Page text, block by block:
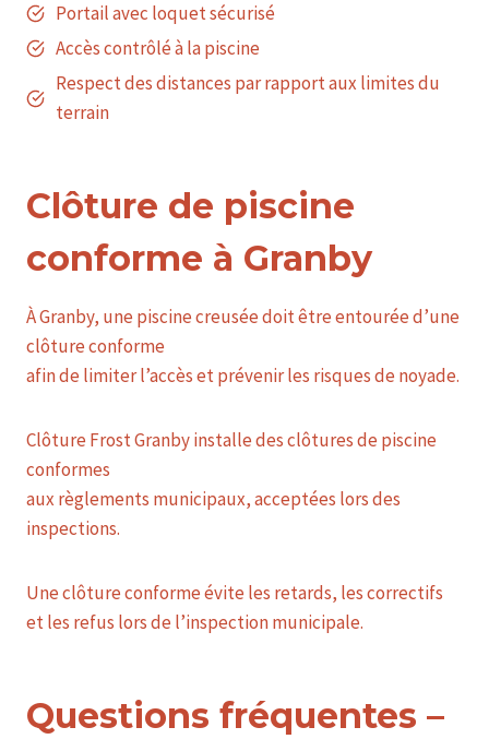
Portail avec loquet sécurisé
Accès contrôlé à la piscine
Respect des distances par rapport aux limites du
terrain
Clôture de piscine
conforme à Granby
À Granby, une piscine creusée doit être entourée d’une
clôture conforme
afin de limiter l’accès et prévenir les risques de noyade.
Clôture Frost Granby installe des clôtures de piscine
conformes
aux règlements municipaux, acceptées lors des
inspections.
Une clôture conforme évite les retards, les correctifs
et les refus lors de l’inspection municipale.
Questions fréquentes –